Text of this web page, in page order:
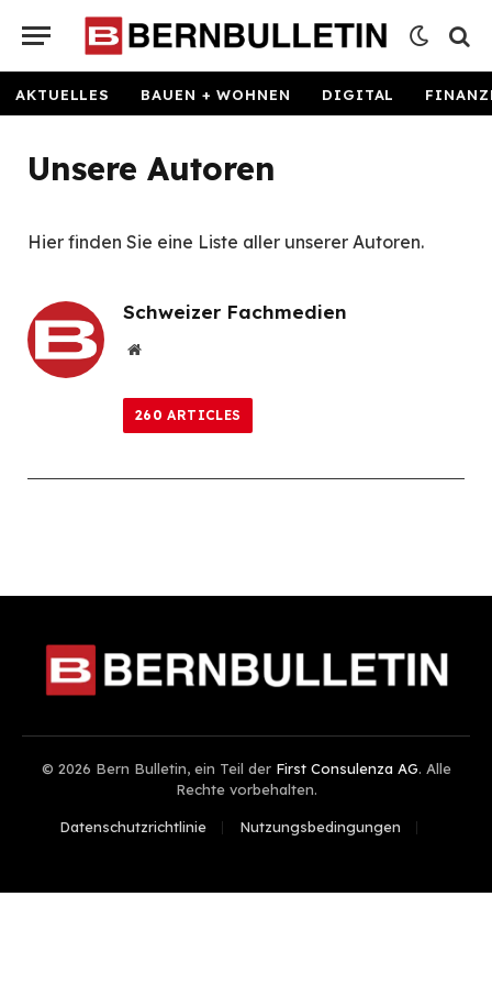
AKTUELLES BAUEN + WOHNEN DIGITAL
Unsere Autoren
Hier finden Sie eine Liste aller unserer Autoren.
Schweizer Fachmedien
Website
260 ARTICLES
© 2026 Bern Bulletin, ein Teil der First Consulenza AG. Alle
Rechte vorbehalten.
Datenschutzrichtlinie Nutzungsbedingungen